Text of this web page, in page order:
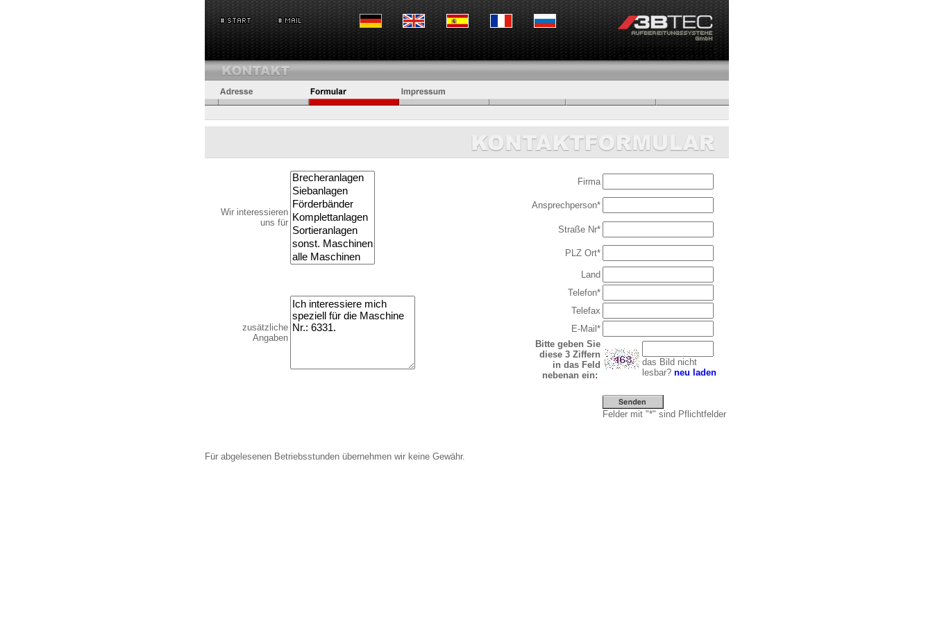
Wir interessieren
uns für
Firma
Ansprechperson*
Straße Nr*
PLZ Ort*
Land
zusätzliche
Angaben
Telefon*
Telefax
E-Mail*
Bitte geben Sie
diese 3 Ziffern
in das Feld
nebenan ein:
das Bild nicht
lesbar? neu laden
Felder mit "*" sind Pflichtfelder
Für abgelesenen Betriebsstunden übernehmen wir keine Gewähr.